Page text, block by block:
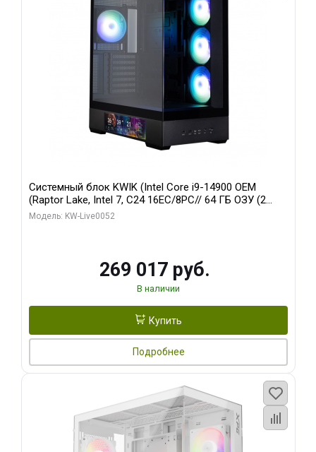
Системный блок KWIK (Intel Core i9-14900 OEM
(Raptor Lake, Intel 7, C24 16EC/8PC// 64 ГБ ОЗУ (2
модуля)/ Palit RTX5080 GAMINGPRO OC 16GB GDDR7
Модель: KW-Live0052
269 017 руб.
В наличии
Купить
Подробнее